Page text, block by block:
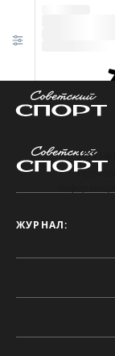
ЖУРНАЛ: